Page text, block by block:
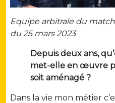
Equipe arbitrale du
du 25 mars 2023
Depuis deux ans,
met-elle en œuvre
soit aménagé ?
Dans la vie mon métier